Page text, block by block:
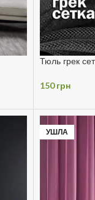
Тюль грек
150грн
УШЛА